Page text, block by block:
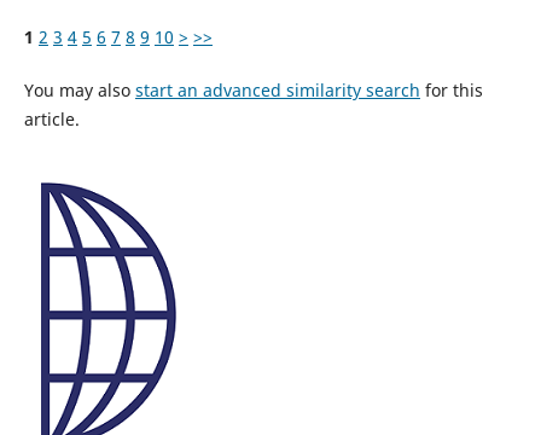
1 2 3 4 5 6 7 8 9 10 > >>
You may also start an advanced similarity search for this
article.